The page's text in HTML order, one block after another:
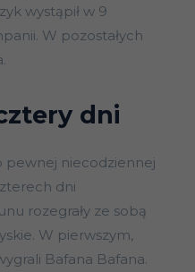
wystąpił w 9
W pozostałych
dni
pewnej niecodziennej
dni
rozegrały ze sobą
W pierwszym,
Bafana Bafana.